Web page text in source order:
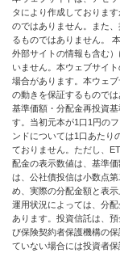
タにより作成しておりま
のではありません。また
るものではありません。
外部サイトの情報も含む
いません。本ウェブサイ
場合があります。本ウェ
の動きを保証するものでは
基準価額・分配金再投資
す。当初元本が1口1円の
ンドについては1口あたり
ておりません。ただし、
配金の表示数値は、基準
は、公社債投信は小数点
め、実際の分配金額と表
運用状況によっては、分
あります。投資信託は、
び保険契約者保護機構の
ていない場合には投資者